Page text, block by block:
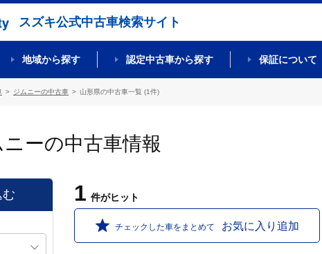
スズキ公式中古車検索サイト
地域から探す 認定中古車から探す 保証について
ジムニーの中古車 山形県の中古車一覧 (1件)
ーの中古車情報
1 件がヒット
チェックした車をまとめて お気に入り追加